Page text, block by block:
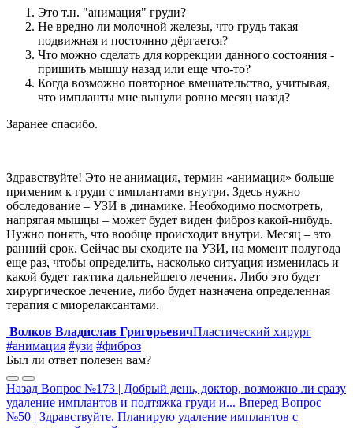
Это т.н. "анимация" груди?
Не вредно ли молочной железы, что грудь такая
подвижная и постоянно дёргается?
Что можно сделать для коррекции данного состояния -
пришить мышцу назад или еще что-то?
Когда возможно повторное вмешательство, учитывая,
что импланты мне вынули ровно месяц назад?
Заранее спасибо.
Здравствуйте! Это не анимация, термин «анимация» больше
применим к груди с имплантами внутри. Здесь нужно
обследование – УЗИ в динамике. Необходимо посмотреть,
напрягая мышцы – может будет виден фиброз какой-нибудь.
Нужно понять, что вообще происходит внутри. Месяц – это
ранний срок. Сейчас вы сходите на УЗИ, на момент полугода
еще раз, чтобы определить, насколько ситуация изменилась и
какой будет тактика дальнейшего лечения. Либо это будет
хирургическое лечение, либо будет назначена определенная
терапия с миорелаксантами.
Волков Владислав ГригорьевичПластический хирург
#анимация #узи #фиброз
Был ли ответ полезен вам?
Назад Вопрос №173 | Добрый день, доктор, возможно ли сразу
удаление имплантов и подтяжка груди и... Вперед Вопрос
№50 | Здравствуйте. Планирую удаление имплантов с